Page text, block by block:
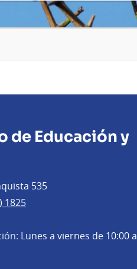
de Educación y
535
1825
Lunes a viernes de 10:00 a